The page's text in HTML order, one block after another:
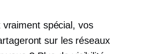
spécial, vos
sur les réseaux